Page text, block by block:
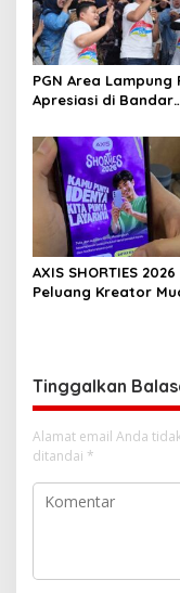
PGN Area Lampung
Apresiasi di Bandar
AXIS SHORTIES
Peluang Kreator
Tinggalkan
Alamat email Anda
ditandai *